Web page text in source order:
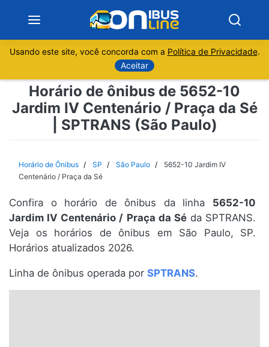
Sobre
Minas Gerais
Espírito Santo
Paraná
Santa Catarina
Usando este site, você concorda com a Política de Privacidade.
Aceitar
Horário de ônibus de 5652-10
Jardim IV Centenário / Praça da Sé
| SPTRANS (São Paulo)
Horário de Ônibus SP São Paulo
5652-10 Jardim IV
Centenário / Praça da Sé
Confira o horário de ônibus da linha 5652-10
Jardim IV Centenário / Praça da Séda SPTRANS.
Veja os horários de ônibus em São Paulo, SP.
Horários atualizados 2026.
Linha de ônibus operada por SPTRANS.